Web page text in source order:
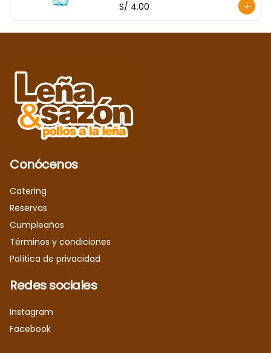
S/ 4.00
Conócenos
Catering
Reservas
Cumpleaños
Términos y condiciones
Política de privacidad
Redes sociales
Instagram
Facebook